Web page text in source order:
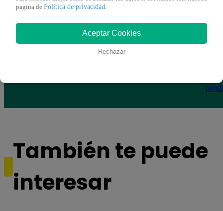
Yo Soy GRANDES BATALLAS: ¡Andy
También te puede
interesar
pagina de Política de privacidad
Aceptar Cookies
Rechazar